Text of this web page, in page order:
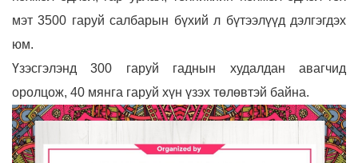
мэт 3500 гаруй салбарын бүхий л бүтээлүүд дэлгэгдэх
юм.
Үзэсгэлэнд 300 гаруй гаднын худалдан авагчид
оролцож, 40 мянга гаруй хүн үзэх төлөвтэй байна.